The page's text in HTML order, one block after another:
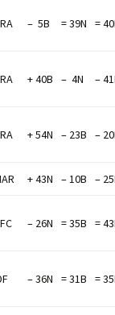
– 5B = 39N =
+ 40B – 4N –
+ 54N – 23B –
+ 43N – 10B –
– 26N = 35B =
– 36N = 31B =